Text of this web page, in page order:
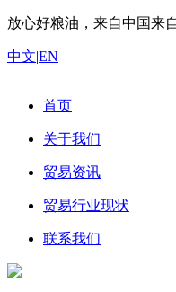
放心好粮油，来自中国来
中文|EN
首页
关于我们
贸易资讯
贸易行业现状
联系我们